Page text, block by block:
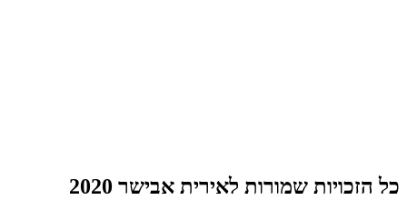
כל הזכויות שמורות לאירית אבישר 2020